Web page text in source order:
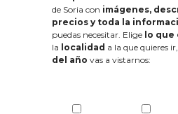
de Soria con imágenes,
precios y toda la
puedas necesitar. Elige lo
la localidad a la que quieres
del año vas a vistarnos: